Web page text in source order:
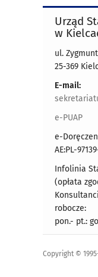
Urząd
w
ul.
25-369
E-mail:
e-PUAP
e-
AE:PL-
Infolinia
(opłata
robocze:
pon.- pt.:
Copyright ©